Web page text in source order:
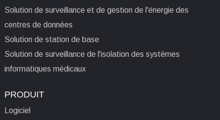
Solution de surveillance et de gestion de l'énergie des
centres de données
Solution de station de base
Solution de surveillance de l'isolation des systèmes
informatiques médicaux
PRODUIT
Logiciel